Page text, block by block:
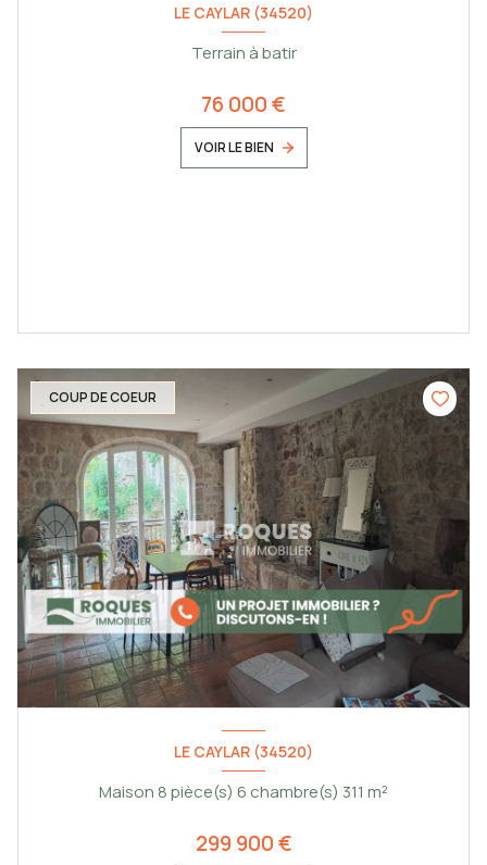
LE CAYLAR (34520)
Terrain à batir
76 000 €
VOIR LE BIEN
COUP DE COEUR
LE CAYLAR (34520)
Maison 8 pièce(s) 6 chambre(s) 311 m²
299 900 €